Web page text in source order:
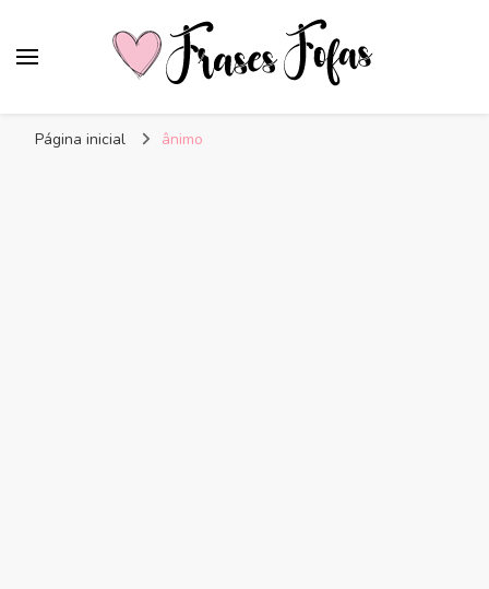
Página inicial ânimo